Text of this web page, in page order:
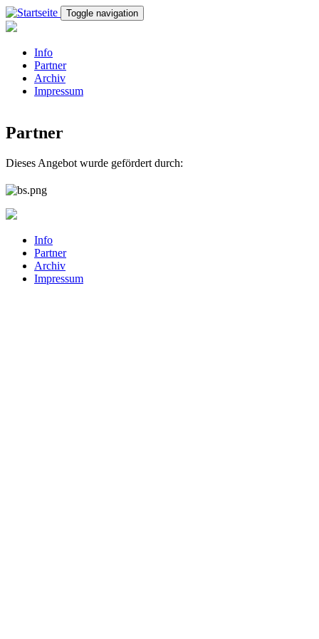
Direkt zum InhaltToggle navigation
Info
Partner
Archiv
Impressum
Partner
Dieses Angebot wurde gefördert durch:
Info
Partner
Archiv
Impressum